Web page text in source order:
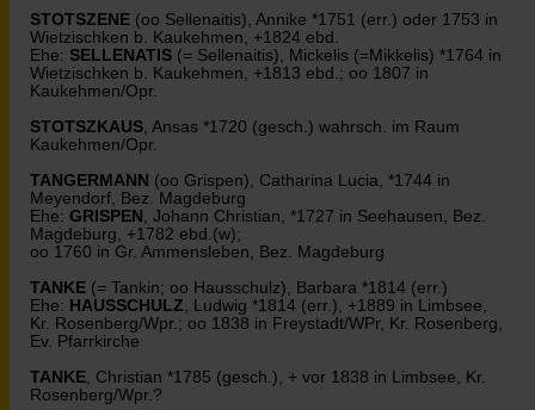
STOTSZENE (oo Sellenaitis), Annike *1751 (err.) oder 1753 in
Wietzischken b. Kaukehmen, +1824 ebd.
Ehe: SELLENATIS (= Sellenaitis), Mickelis (=Mikkelis) *1764 in
Wietzischken b. Kaukehmen, +1813 ebd.; oo 1807 in
Kaukehmen/Opr.
STOTSZKAUS, Ansas *1720 (gesch.) wahrsch. im Raum
Kaukehmen/Opr.
TANGERMANN (oo Grispen), Catharina Lucia, *1744 in
Meyendorf, Bez. Magdeburg
Ehe: GRISPEN , Johann Christian, *1727 in Seehausen, Bez.
Magdeburg, +1782 ebd.(w);
oo 1760 in Gr. Ammensleben, Bez. Magdeburg
TANKE (= Tankin; oo Hausschulz), Barbara *1814 (err.)
Ehe: HAUSSCHULZ, Ludwig *1814 (err.), +1889 in Limbsee,
Kr. Rosenberg/Wpr.; oo 1838 in Freystadt/WPr, Kr. Rosenberg,
Ev. Pfarrkirche
TANKE, Christian *1785 (gesch.), + vor 1838 in Limbsee, Kr.
Rosenberg/Wpr.?